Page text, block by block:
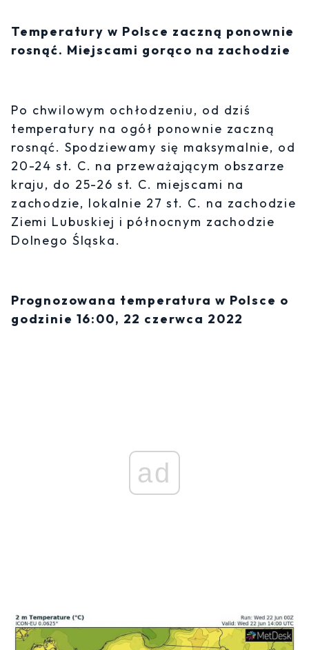
Temperatury w Polsce zaczną ponownie
rosnąć. Miejscami gorąco na zachodzie
Po chwilowym ochłodzeniu, od dziś
temperatury na ogół ponownie zaczną
rosnąć. Spodziewamy się maksymalnie, od
20-24 st. C. na przeważającym obszarze
kraju, do 25-26 st. C. miejscami na
zachodzie, lokalnie 27 st. C. na zachodzie
Ziemi Lubuskiej i północnym zachodzie
Dolnego Śląska.
Prognozowana temperatura w Polsce o
godzinie 16:00, 22 czerwca 2022
ad